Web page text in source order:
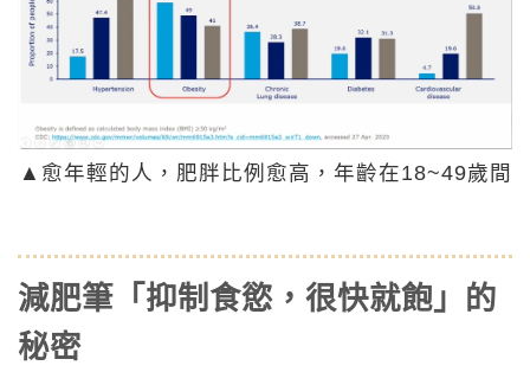
▲愈年輕的人，肥胖比例愈高，年齡在18~49歲間
減肥筆「抑制食慾，很快就飽」的
秘密